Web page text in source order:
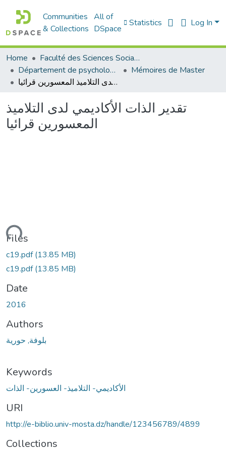
Communities
& Collections
All of
DSpace
Statistics Log In
Home
Faculté des Sciences Sociales
Département de psychologie
Mémoires de Master
تقدير الذات الأكاديمي لدى التلاميذ المعسورين قرائيا
تقدير الذات الأكاديمي لدى التلاميذ
المعسورين قرائيا
Files
c19.pdf(13.85 MB)
c19.pdf(13.85 MB)
Date
2016
Authors
بلوفة, حورية
Keywords
الأكاديمي- التلاميذ- العسورين- الذات
URI
http://e-biblio.univ-mosta.dz/handle/123456789/4899
Collections